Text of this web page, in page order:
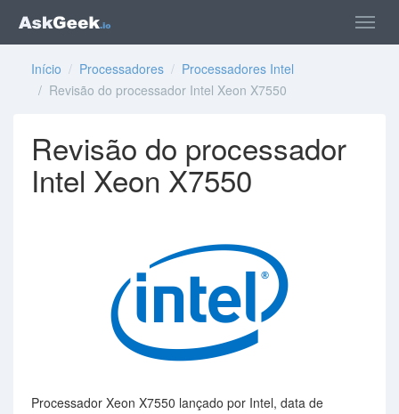
Início / Processadores / Processadores Intel
/ Revisão do processador Intel Xeon X7550
Revisão do processador
Intel Xeon X7550
Processador Xeon X7550 lançado por Intel, data de